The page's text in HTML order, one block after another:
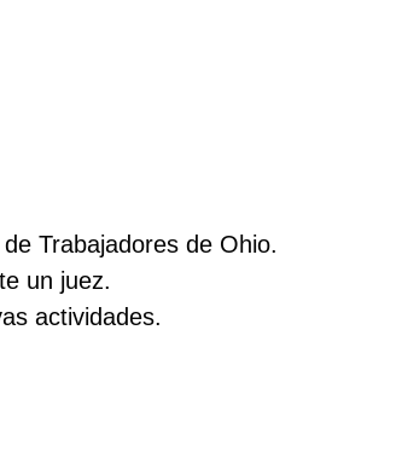
Trabajadores de Ohio.
un juez.
actividades.